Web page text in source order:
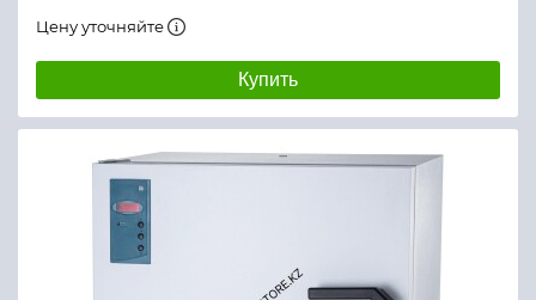
Цену уточняйте
Купить